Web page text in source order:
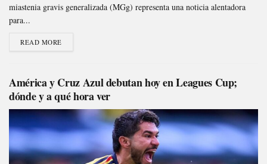
miastenia gravis generalizada (MGg) representa una noticia alentadora
para...
READ MORE
América y Cruz Azul debutan hoy en Leagues Cup;
dónde y a qué hora ver